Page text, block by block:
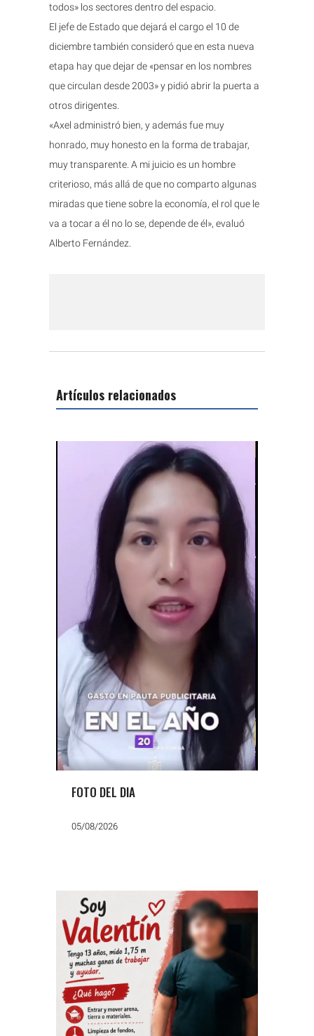
todos» los sectores dentro del espacio.
El jefe de Estado que dejará el cargo el 10 de
diciembre también consideró que en esta nueva
etapa hay que dejar de «pensar en los nombres
que circulan desde 2003» y pidió abrir la puerta a
otros dirigentes.
«Axel administró bien, y además fue muy
honrado, muy honesto en la forma de trabajar,
muy transparente. A mi juicio es un hombre
criterioso, más allá de que no comparto algunas
miradas que tiene sobre la economía, el rol que le
va a tocar a él no lo se, depende de él», evaluó
Alberto Fernández.
Artículos relacionados
FOTO DEL DIA
05/08/2026